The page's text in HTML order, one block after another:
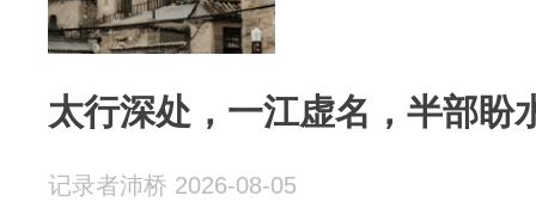
太行深处，一江虚名，半部盼
记录者沛桥 2026-08-05